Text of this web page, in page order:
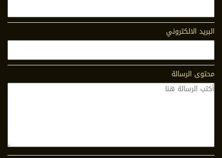
البريد الالكتروني
محتوى الرسالة